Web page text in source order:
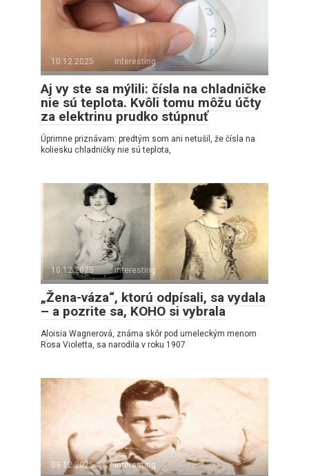
10.12.2025 interesting
Aj vy ste sa mýlili: čísla na chladničke
nie sú teplota. Kvôli tomu môžu účty
za elektrinu prudko stúpnuť
Úprimne priznávam: predtým som ani netušil, že čísla na
koliesku chladničky nie sú teplota,
10.12.2025 interesting
„Žena-váza“, ktorú odpísali, sa vydala
– a pozrite sa, KOHO si vybrala
Aloisia Wagnerová, známa skôr pod umeleckým menom
Rosa Violetta, sa narodila v roku 1907
09.12.2025 interesting